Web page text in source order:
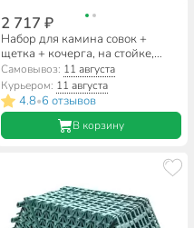
2 717 ₽
Набор для камина совок +
щетка + кочерга, на стойке,
Gratar, КН 0-1
Самовывоз: 11 августа
Курьером: 11 августа
4.8•6 отзывов
В корзину